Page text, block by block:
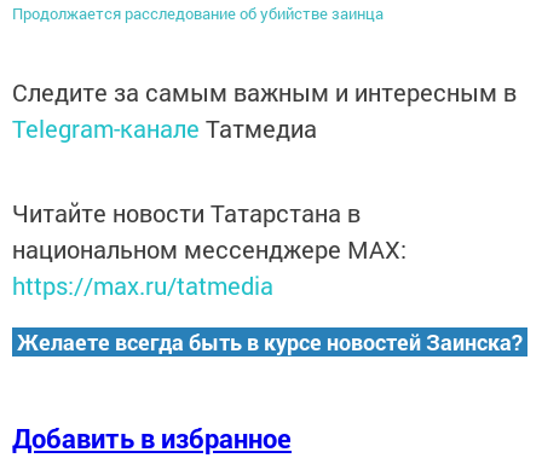
Продолжается расследование об убийстве заинца
Следите за самым важным и интересным в
Telegram-канале Татмедиа
Читайте новости Татарстана в
национальном мессенджере MАХ:
https://max.ru/tatmedia
Желаете всегда быть в курсе новостей Заинска?
Добавить в избранное